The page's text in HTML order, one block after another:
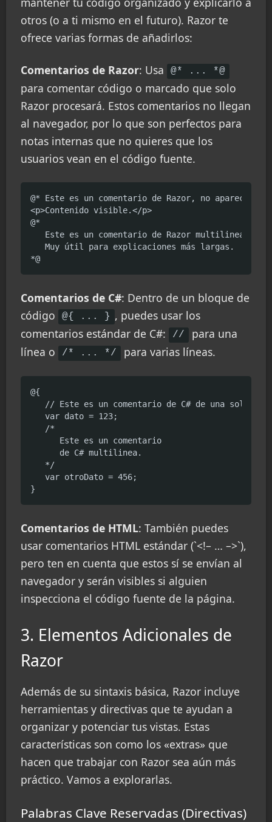
otros (o a ti mismo en el futuro). Razor te
ofrece varias formas de añadirlos:
Comentarios de Razor: Usa @* ... *@
para comentar código o marcado que solo
Razor procesará. Estos comentarios no llegan
al navegador, por lo que son perfectos para
notas internas que no quieres que los
usuarios vean en el código fuente.
@* Este es un comentario de Razor, no aparecerá
<p>Contenido visible.</p>
@*
   Este es un comentario de Razor multilinea.
   Muy útil para explicaciones más largas.
*@
Comentarios de C#: Dentro de un bloque de
código
@{ ... } , puedes usar los
comentarios estándar de C#:
//
para una
línea o
/* ... */ para varias líneas.
@{
// Este es un comentario de C# de una sola
   var dato = 123;
   /*
      Este es un comentario
      de C# multilinea.
   */
   var otroDato = 456;
}
Comentarios de HTML: También puedes
usar comentarios HTML estándar (`<!– … –>`),
pero ten en cuenta que estos sí se envían al
navegador y serán visibles si alguien
inspecciona el código fuente de la página.
3. Elementos Adicionales de
Razor
Además de su sintaxis básica, Razor incluye
herramientas y directivas que te ayudan a
organizar y potenciar tus vistas. Estas
características son como los «extras» que
hacen que trabajar con Razor sea aún más
práctico. Vamos a explorarlas.
Palabras Clave Reservadas (Directivas)